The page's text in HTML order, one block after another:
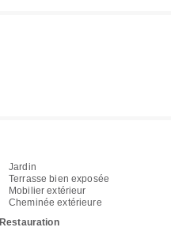
Jardin
Terrasse bien exposée
Mobilier extérieur
Cheminée extérieure
Restauration